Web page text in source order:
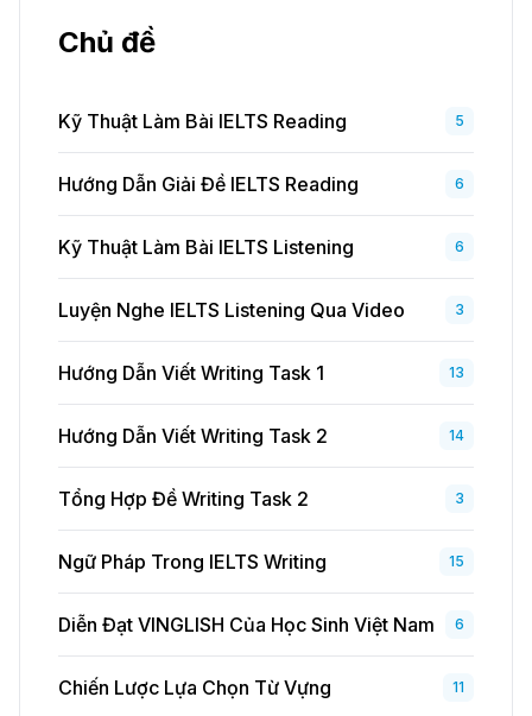
Chủ đề
Kỹ Thuật Làm Bài IELTS Reading 5
Hướng Dẫn Giải Đề IELTS Reading 6
Kỹ Thuật Làm Bài IELTS Listening 6
Luyện Nghe IELTS Listening Qua Video 3
Hướng Dẫn Viết Writing Task 1 13
Hướng Dẫn Viết Writing Task 2 14
Tổng Hợp Đề Writing Task 2 3
Ngữ Pháp Trong IELTS Writing 15
Diễn Đạt VINGLISH Của Học Sinh Việt Nam 6
Chiến Lược Lựa Chọn Từ Vựng 11